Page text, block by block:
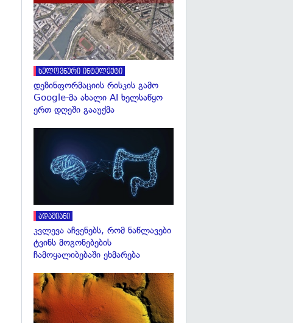
ხელოვნური ინტელექტი
დეზინფორმაციის რისკის გამო
Google-მა ახალი AI ხელსაწყო
ერთ დღეში გააუქმა
ადამიანი
კვლევა აჩვენებს, რომ ნაწლავები
ტვინს მოგონებების
ჩამოყალიბებაში ეხმარება